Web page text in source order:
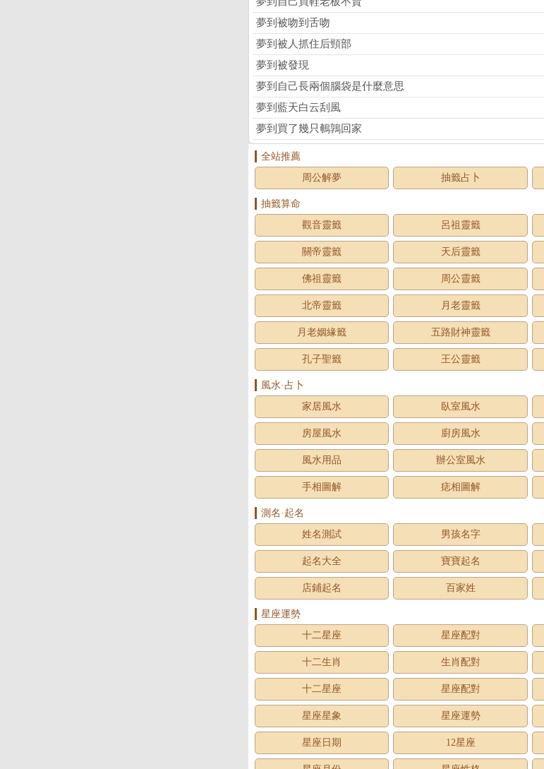
夢到被吻到舌吻
夢到被人抓住后頸部
夢到被發現
夢到自己長兩個腦袋是什麼意思
夢到藍天白云刮風
夢到買了幾只鵪鶉回家
全站推薦
周公解夢
抽籤占卜
抽籤算命
觀音靈籤
呂祖靈籤
關帝靈籤 天后靈籤
佛祖靈籤 周公靈籤
北帝靈籤 月老靈籤
月老姻緣籤 五路財神靈籤
孔子聖籤 王公靈籤
風水·占卜
家居風水
臥室風水
房屋風水 廚房風水
風水用品 辦公室風水
手相圖解 痣相圖解
測名·起名
姓名測試
男孩名字
起名大全 寶寶起名
店鋪起名 百家姓
星座運勢
十二星座
星座配對
十二生肖 生肖配對
十二星座 星座配對
星座星象 星座運勢
星座日期 12星座